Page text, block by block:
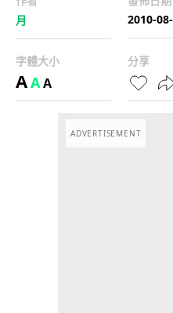
月
2010-
字體大小
AAA
分享
ADVERTISEMENT